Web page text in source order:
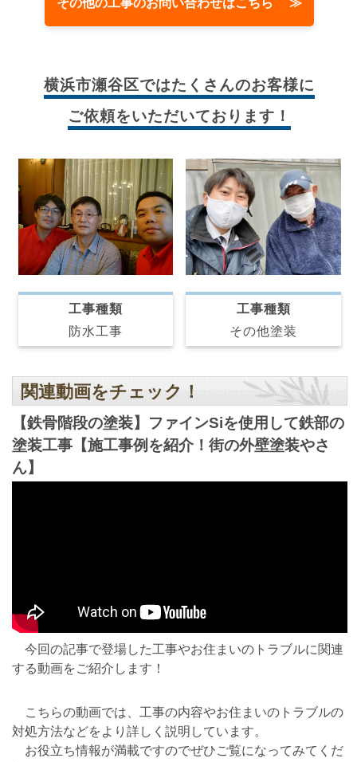
その他の工事のお問い合わせはこちら ≫
横浜市瀬谷区ではたくさんのお客様に
ご依頼をいただいております！
工事種類
防水工事
工事種類
その他塗装
関連動画をチェック！
【鉄骨階段の塗装】ファインSiを使用して鉄部の
塗装工事【施工事例を紹介！街の外壁塗装やさ
ん】
今回の記事で登場した工事やお住まいのトラブルに関連
する動画をご紹介します！
こちらの動画では、工事の内容やお住まいのトラブルの
対処方法などをより詳しく説明しています。
お役立ち情報が満載ですのでぜひご覧になってみてくだ